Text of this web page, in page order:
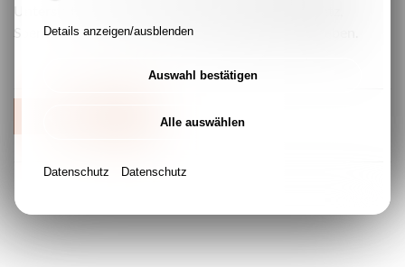
Spenden und Pflanzenspenden möglich gemacht haben.
Details anzeigen/ausblenden
Auswahl bestätigen
Alle auswählen
Datenschutz Datenschutz